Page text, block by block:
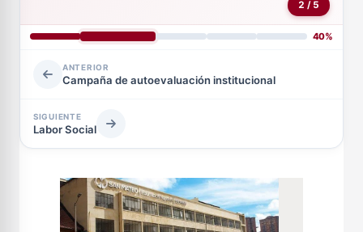
2 / 5
40%
ANTERIOR
Campaña de autoevaluación institucional
SIGUIENTE
Labor Social